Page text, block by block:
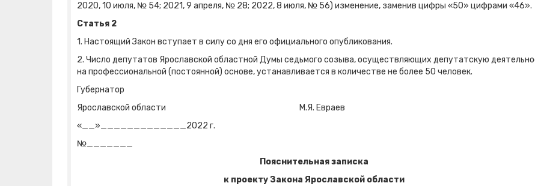
2020, 10 июля, № 54; 2021, 9 апреля, № 28; 2022, 8 июля, № 56) изменение, заменив цифры «50» цифрами «46».
Статья 2
1. Настоящий Закон вступает в силу со дня его официального опубликования.
2. Число депутатов Ярославской областной Думы седьмого созыва, осуществляющих депутатскую
на профессиональной (постоянной) основе, устанавливается в количестве не более 50 человек.
Губернатор
Ярославской области М.Я. Евраев
«__»_____________2022 г.
№_______
Пояснительная записка
к проекту Закона Ярославской области